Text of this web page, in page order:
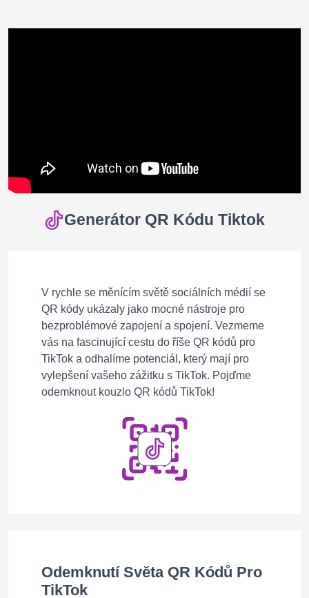
Generátor QR Kódu Tiktok
V rychle se měnícím světě sociálních médií se
QR kódy ukázaly jako mocné nástroje pro
bezproblémové zapojení a spojení. Vezmeme
vás na fascinující cestu do říše QR kódů pro
TikTok a odhalíme potenciál, který mají pro
vylepšení vašeho zážitku s TikTok. Pojďme
odemknout kouzlo QR kódů TikTok!
Odemknutí Světa QR Kódů Pro
TikTok